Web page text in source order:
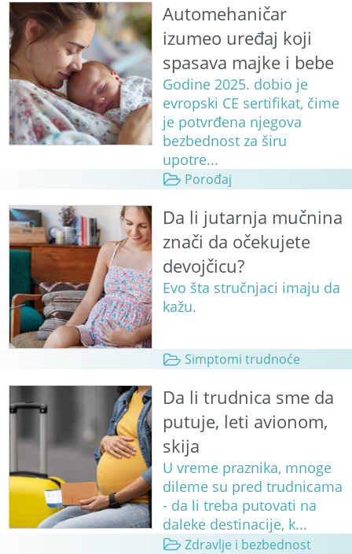
Automehaničar
izumeo uređaj koji
spasava majke i bebe
Godine 2025. dobio je
evropski CE sertifikat, čime
je potvrđena njegova
bezbednost za širu
upotre...
Porođaj
Da li jutarnja mučnina
znači da očekujete
devojčicu?
Evo šta stručnjaci imaju da
kažu.
Simptomi trudnoće
Da li trudnica sme da
putuje, leti avionom,
skija
U vreme praznika, mnoge
dileme su pred trudnicama
- da li treba putovati na
daleke destinacije, k...
Zdravlje i bezbednost